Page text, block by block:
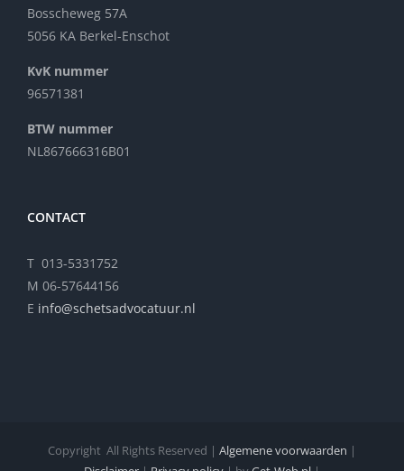
Bosscheweg 57A
5056 KA Berkel-Enschot
KvK nummer
96571381
BTW nummer
NL867666316B01
CONTACT
T 013-5331752
M 06-57644156
E info@schetsadvocatuur.nl
Copyright All Rights Reserved | Algemene voorwaarden |